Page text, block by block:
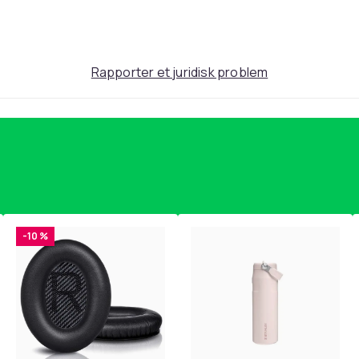
3c27a1a6-99e0-5d4d-9193-bd119a5d2fa9
Rapporter et juridisk problem
-10 %